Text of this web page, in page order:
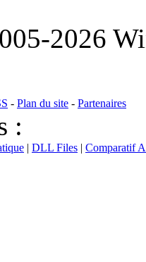
2026
- Plan du site - Partenaires
:
| DLL Files | Comparatif